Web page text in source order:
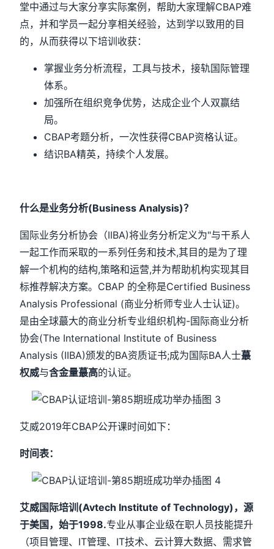
堂中通过与大家分享实际案例，帮助大家理解CBAP难
点，并和学员一起分享相关经验，达到学以致用的目
的，从而获得以下培训收获：
掌握业务分析流程，工具与技术，接轨国际管理
体系。
加强所在组织竞争优势，达成企业个人双赢结
局。
CBAP考题分析，一次性获得CBAP资格认证。
结识BA精英，持续个人发展。
什么是业务分析(Business Analysis)？
国际业务分析协会（IIBA)将业务分析定义为"与干系人
一起工作而采取的一系列任务和技术,其目的是为了理
解一个机构的结构,策略和运营,并为帮助机构实现其目
标推荐解决方案。CBAP 的全称是Certified Business
Analysis Professional (商业分析师专业人士认证)。
是由全球蕞大的商业分析专业组织机构-国际商业分析
协会(The International Institute of Business
Analysis (IIBA)颁发的BA资质证书;成为国际BA人士蕞
权威与含金量蕞高的认证。
艾威2019年CBAP公开课时间如下：
时间表：
艾威国际培训(Avtech Institute of Technology)，源
于美国，始于1998.专业从事企业级在职人员技能提升
（项目管理、IT管理、IT技术、云计算大数据、需求管